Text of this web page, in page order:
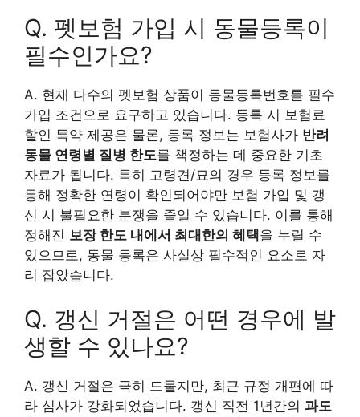
Q. 펫보험 가입 시 동물등록이
필수인가요?
A. 현재 다수의 펫보험 상품이 동물등록번호를 필수
가입 조건으로 요구하고 있습니다. 등록 시 보험료
할인 특약 제공은 물론, 등록 정보는 보험사가 반려
동물 연령별 질병 한도를 책정하는 데 중요한 기초
자료가 됩니다. 특히 고령견/묘의 경우 등록 정보를
통해 정확한 연령이 확인되어야만 보험 가입 및 갱
신 시 불필요한 분쟁을 줄일 수 있습니다. 이를 통해
정해진 보장 한도 내에서 최대한의 혜택을 누릴 수
있으므로, 동물 등록은 사실상 필수적인 요소로 자
리 잡았습니다.
Q. 갱신 거절은 어떤 경우에 발
생할 수 있나요?
A. 갱신 거절은 극히 드물지만, 최근 규정 개편에 따
라 심사가 강화되었습니다. 갱신 직전 1년간의 과도